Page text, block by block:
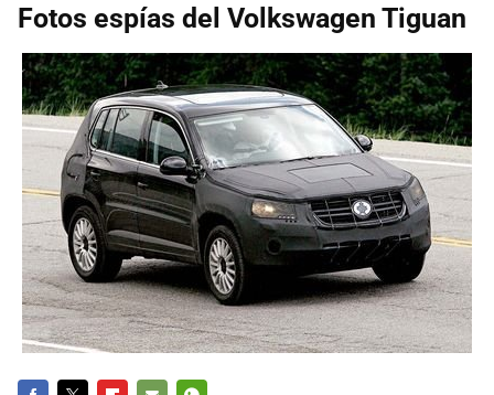
Fotos espías del Volkswagen Tiguan